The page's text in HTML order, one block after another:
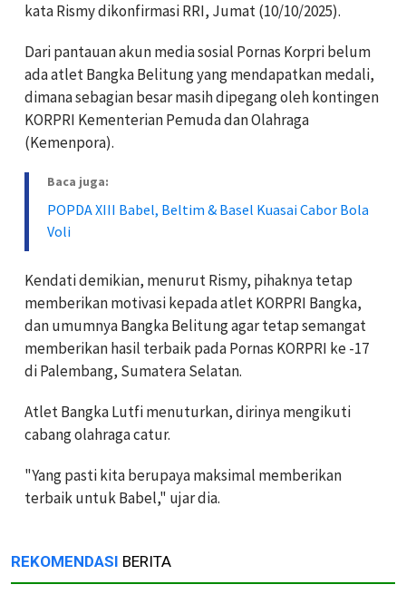
kata Rismy dikonfirmasi RRI, Jumat (10/10/2025).
Dari pantauan akun media sosial Pornas Korpri belum
ada atlet Bangka Belitung yang mendapatkan medali,
dimana sebagian besar masih dipegang oleh kontingen
KORPRI Kementerian Pemuda dan Olahraga
(Kemenpora).
Baca juga:
POPDA XIII Babel, Beltim & Basel Kuasai Cabor Bola
Voli
Kendati demikian, menurut Rismy, pihaknya tetap
memberikan motivasi kepada atlet KORPRI Bangka,
dan umumnya Bangka Belitung agar tetap semangat
memberikan hasil terbaik pada Pornas KORPRI ke -17
di Palembang, Sumatera Selatan.
Atlet Bangka Lutfi menuturkan, dirinya mengikuti
cabang olahraga catur.
"Yang pasti kita berupaya maksimal memberikan
terbaik untuk Babel," ujar dia.
REKOMENDASI BERITA